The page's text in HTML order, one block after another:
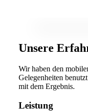
Unsere
Wir haben den
Gelegenheiten
mit dem Ergebnis.
Leistung